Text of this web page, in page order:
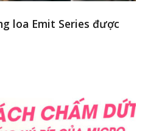
loa Emit Series được